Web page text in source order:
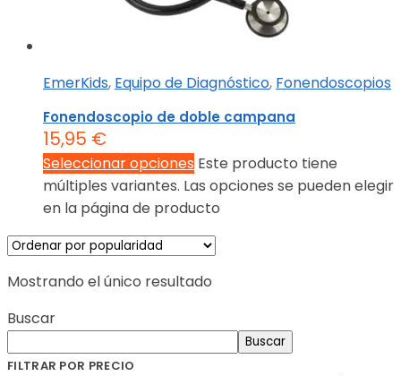
EmerKids, Equipo de Diagnóstico, Fonendoscopios
Fonendoscopio de doble campana
15,95 €
Seleccionar opciones Este producto tiene
múltiples variantes. Las opciones se pueden elegir
en la página de producto
Mostrando el único resultado
Buscar
Buscar
FILTRAR POR PRECIO